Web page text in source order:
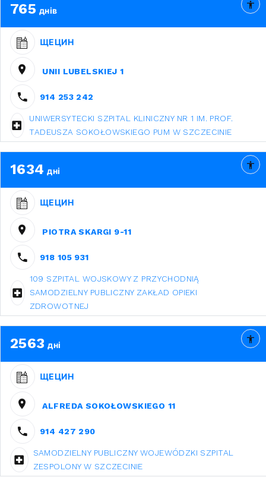
765 днів
ЩЕЦИН
UNII LUBELSKIEJ 1
914 253 242
UNIWERSYTECKI SZPITAL KLINICZNY NR 1 IM. PROF.
TADEUSZA SOKOŁOWSKIEGO PUM W SZCZECINIE
1634 дні
ЩЕЦИН
PIOTRA SKARGI 9-11
918 105 931
109 SZPITAL WOJSKOWY Z PRZYCHODNIĄ
SAMODZIELNY PUBLICZNY ZAKŁAD OPIEKI
ZDROWOTNEJ
2563 дні
ЩЕЦИН
ALFREDA SOKOŁOWSKIEGO 11
914 427 290
SAMODZIELNY PUBLICZNY WOJEWÓDZKI SZPITAL
ZESPOLONY W SZCZECINIE